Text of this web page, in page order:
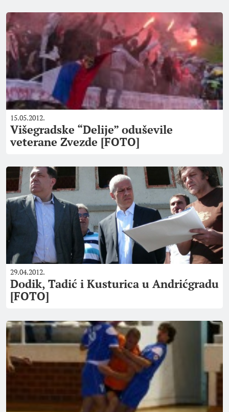
15.05.2012.
Višegradske “Delije” oduševile
veterane Zvezde [FOTO]
29.04.2012.
Dodik, Tadić i Kusturica u Andrićgradu
[FOTO]